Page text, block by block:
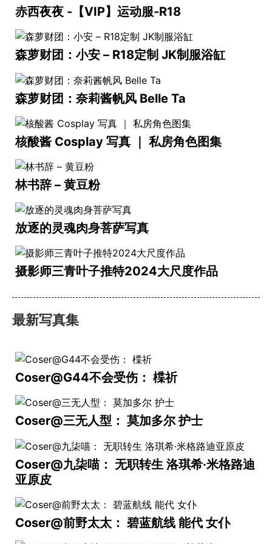
赤西夜夜 -【VIP】运动服-R18
森萝财团：小安 – R18定制 JK制服浴缸
森萝财团：奈莉酱帆风 Belle Ta
核酸酱 Cosplay 写真 ｜ 私房角色图集
林书辞 – 黄豆粉
放逐的灵魂肉身菩萨写真
摄影师三青叶子推特2024大尺度作品
最新写真集
Coser@G44不会受伤： 楪祈
Coser@三无人型： 莫加多尔 护士
Coser@九柒喵： 无职转生 洛琪希·米格路迪
亚原皮
Coser@前野太太： 碧蓝航线 能代 女仆